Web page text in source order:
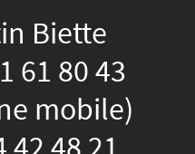
Biette
61 80 43
mobile)